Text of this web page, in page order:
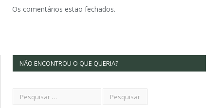
Os comentários estão fechados.
NÃO ENCONTROU O QUE QUERIA?